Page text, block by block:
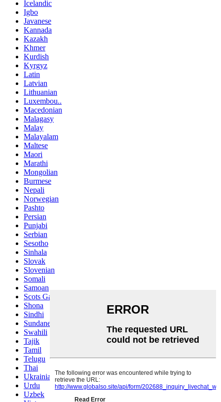
Icelandic
Igbo
Javanese
Kannada
Kazakh
Khmer
Kurdish
Kyrgyz
Latin
Latvian
Lithuanian
Luxembou..
Macedonian
Malagasy
Malay
Malayalam
Maltese
Maori
Marathi
Mongolian
Burmese
Nepali
Norwegian
Pashto
Persian
Punjabi
Serbian
Sesotho
Sinhala
Slovak
Slovenian
Somali
Samoan
Scots Gaelic
Shona
Sindhi
Sundanese
Swahili
Tajik
Tamil
Telugu
Thai
Ukrainian
Urdu
Uzbek